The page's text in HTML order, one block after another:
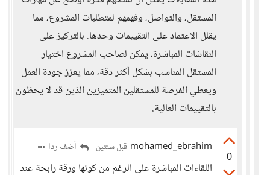
المستقل، والتواصل، وفهمهم لمتطلبات المشروع، مما
يقلل الاعتماد على التقييمات وحدها. بالتركيز على
النقاشات المباشرة، يمكن لصاحب المشروع اختيار
المستقل المناسب بشكل أكثر دقة، مما يعزز جودة العمل
ويعطي الفرصة للمستقلين المتميزين الذين قد لا يحظون
بالتقييمات العالية.
0
mohamed_ebrahim قبل سنتين أضف ردا
اللقاءات المباشرة على الرغم من كونها ورقة رابحة عند